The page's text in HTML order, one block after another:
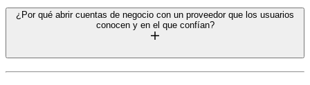
¿Por qué abrir cuentas de negocio con un proveedor que los usuarios
conocen y en el que confían?